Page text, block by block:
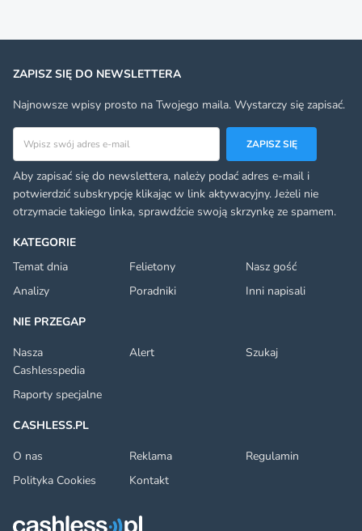
KATEGORIE
Temat dnia
Felietony
Nasz gość
Analizy
Poradniki
Inni napisali
NIE PRZEGAP
Nasza
Cashlesspedia
Alert Szukaj
Raporty specjalne
CASHLESS.PL
O nas
Reklama
Regulamin
Polityka Cookies
Kontakt
ZAPISZ SIĘ DO NEWSLETTERA
Najnowsze wpisy prosto na Twojego maila. Wystarczy się zapisać.
Adres email
ZAPISZ SIĘ
Aby zapisać się do newslettera, należy podać adres e-mail i
potwierdzić subskrypcję klikając w link aktywacyjny. Jeżeli nie
otrzymacie takiego linka, sprawdźcie swoją skrzynkę ze spamem.